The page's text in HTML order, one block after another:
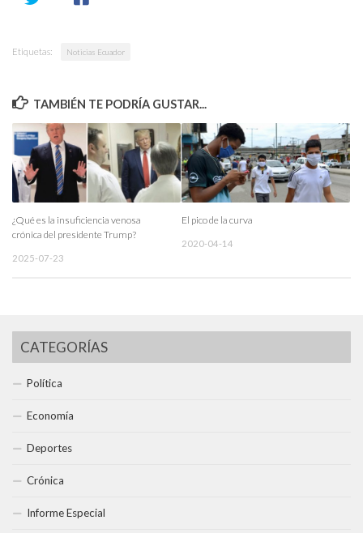
Etiquetas: Noticias Ecuador
TAMBIÉN TE PODRÍA GUSTAR...
¿Qué es la insuficiencia venosa
crónica del presidente Trump?
2025-07-23
El pico de la curva
2020-04-14
CATEGORÍAS
Política
Economía
Deportes
Crónica
Informe Especial